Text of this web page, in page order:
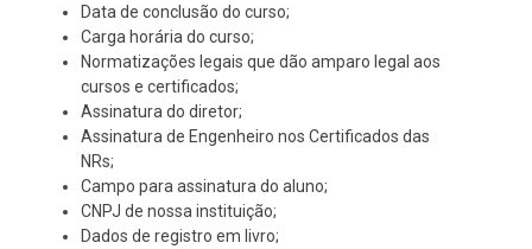
Data de conclusão do curso;
Carga horária do curso;
Normatizações legais que dão amparo legal aos
cursos e certificados;
Assinatura do diretor;
Assinatura de Engenheiro nos Certificados das
NRs;
Campo para assinatura do aluno;
CNPJ de nossa instituição;
Dados de registro em livro;